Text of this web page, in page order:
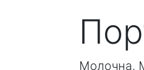
Молочна,